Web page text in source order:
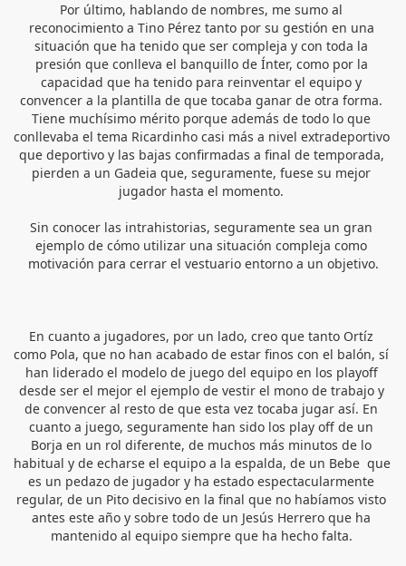
Por último, hablando de nombres, me sumo al
reconocimiento a Tino Pérez tanto por su gestión en una
situación que ha tenido que ser compleja y con toda la
presión que conlleva el banquillo de Ínter, como por la
capacidad que ha tenido para reinventar el equipo y
convencer a la plantilla de que tocaba ganar de otra forma.
Tiene muchísimo mérito porque además de todo lo que
conllevaba el tema Ricardinho casi más a nivel extradeportivo
que deportivo y las bajas confirmadas a final de temporada,
pierden a un Gadeia que, seguramente, fuese su mejor
jugador hasta el momento.
Sin conocer las intrahistorias, seguramente sea un gran
ejemplo de cómo utilizar una situación compleja como
motivación para cerrar el vestuario entorno a un objetivo.
En cuanto a jugadores, por un lado, creo que tanto Ortíz
como Pola, que no han acabado de estar finos con el balón, sí
han liderado el modelo de juego del equipo en los playoff
desde ser el mejor el ejemplo de vestir el mono de trabajo y
de convencer al resto de que esta vez tocaba jugar así. En
cuanto a juego, seguramente han sido los play off de un
Borja en un rol diferente, de muchos más minutos de lo
habitual y de echarse el equipo a la espalda, de un Bebe  que
es un pedazo de jugador y ha estado espectacularmente
regular, de un Pito decisivo en la final que no habíamos visto
antes este año y sobre todo de un Jesús Herrero que ha
mantenido al equipo siempre que ha hecho falta.